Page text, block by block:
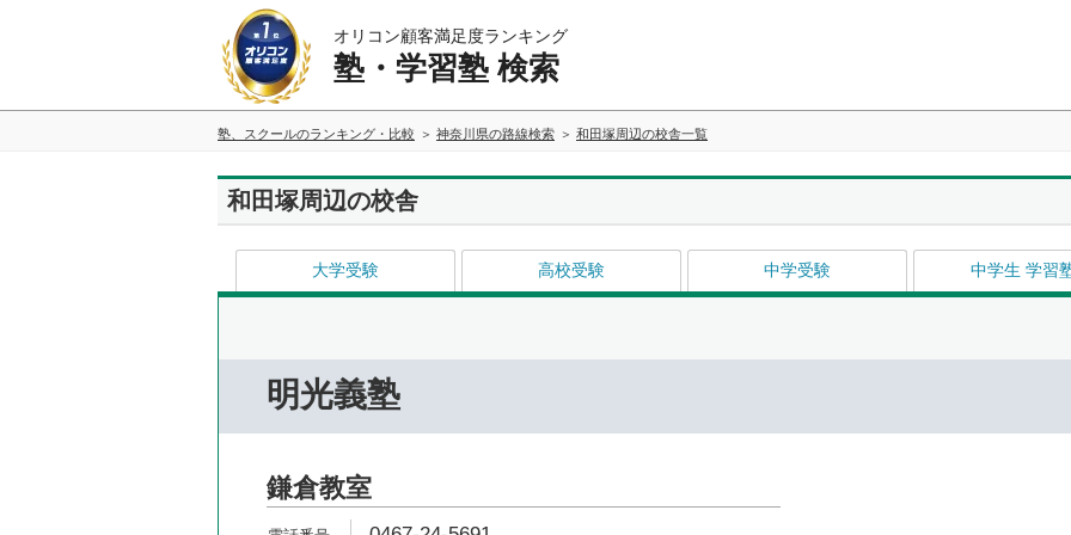
オリコン顧客満足度ランキング
塾・学習塾 検索
塾、スクールのランキング・比較 神奈川県の路線検索 和田塚周辺の校舎一覧
和田塚周辺の校舎
大学受験 高校受験 中学受験 中学生 学習
明光義塾
鎌倉教室